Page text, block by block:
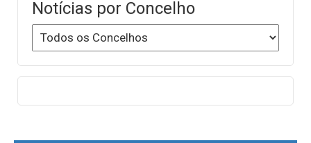
Notícias por Concelho